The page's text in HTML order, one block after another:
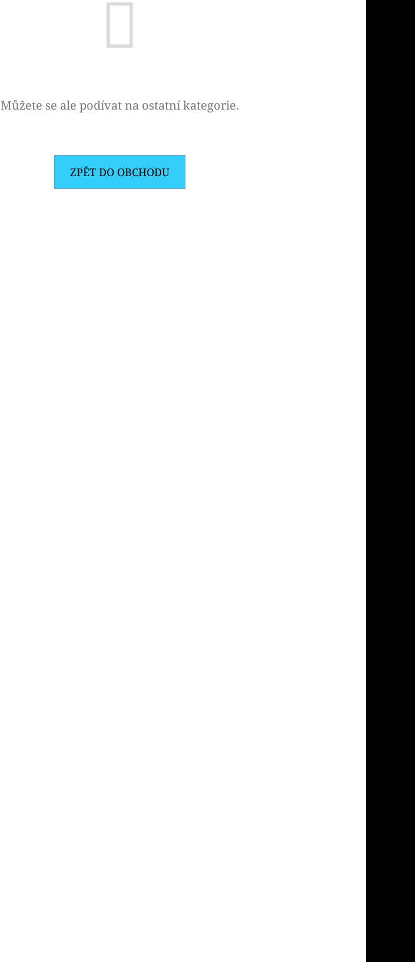
Můžete se ale podívat na ostatní kategorie.
ZPĚT DO OBCHODU
2PACK KIWI PASSION FRUIT GUAVA